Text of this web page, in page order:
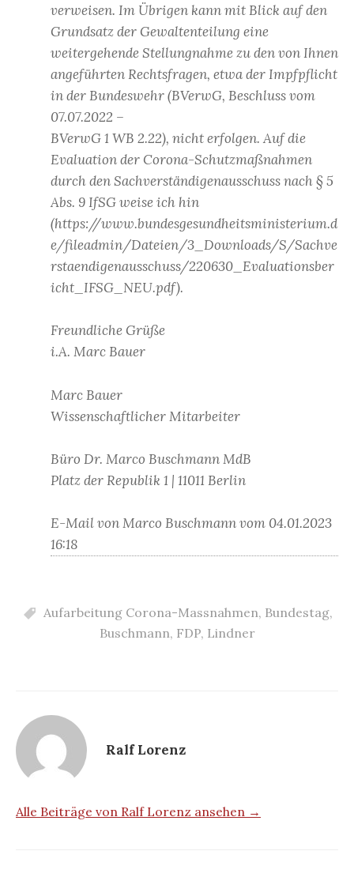
verweisen. Im Übrigen kann mit Blick auf den
Grundsatz der Gewaltenteilung eine
weitergehende Stellungnahme zu den von Ihnen
angeführten Rechtsfragen, etwa der Impfpflicht
in der Bundeswehr (BVerwG, Beschluss vom
07.07.2022 –
BVerwG 1 WB 2.22), nicht erfolgen. Auf die
Evaluation der Corona-Schutzmaßnahmen
durch den Sachverständigenausschuss nach § 5
Abs. 9 IfSG weise ich hin
(https://www.bundesgesundheitsministerium.d
e/fileadmin/Dateien/3_Downloads/S/Sachve
rstaendigenausschuss/220630_Evaluationsber
icht_IFSG_NEU.pdf).
Freundliche Grüße
i.A. Marc Bauer
Marc Bauer
Wissenschaftlicher Mitarbeiter
Büro Dr. Marco Buschmann MdB
Platz der Republik 1 | 11011 Berlin
E-Mail von Marco Buschmann vom 04.01.2023
16:18
Aufarbeitung Corona-Massnahmen, Bundestag,
Buschmann, FDP, Lindner
Ralf Lorenz
Alle Beiträge von Ralf Lorenz ansehen →